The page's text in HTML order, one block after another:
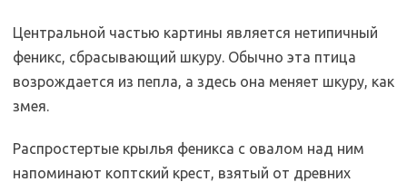
Центральной частью картины является нетипичный
феникс, сбрасывающий шкуру. Обычно эта птица
возрождается из пепла, а здесь она меняет шкуру, как
змея.
Распростертые крылья феникса с овалом над ним
напоминают коптский крест, взятый от древних